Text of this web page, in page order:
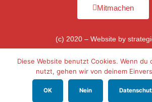
(c) 2020 – Website by
Mitmachen
Diese Website benutzt Cookies. Wenn du
nutzt, gehen wir von deinem
OK Nein